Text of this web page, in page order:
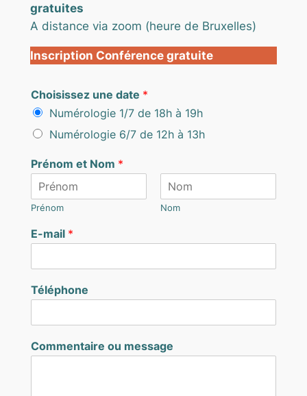
gratuites
A distance via zoom (heure de Bruxelles)
Inscription Conférence gratuite
o
u
N
o
m
a
e
Choisissez une date *
Numérologie 1/7 de 18h à 19h
Numérologie 6/7 de 12h à 13h
Prénom et Nom *
Prénom Nom
E-mail *
Téléphone
Commentaire ou message